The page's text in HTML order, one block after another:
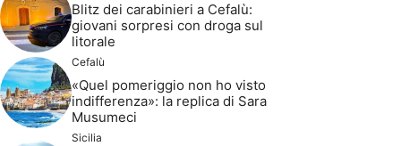
Blitz dei carabinieri a Cefalù:
giovani sorpresi con droga sul
litorale
Cefalù
«Quel pomeriggio non ho visto
indifferenza»: la replica di Sara
Musumeci
Sicilia